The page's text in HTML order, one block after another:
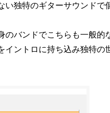
独特のギターサウンドで
バンドでこちらも一般的
ントロに持ち込み独特の